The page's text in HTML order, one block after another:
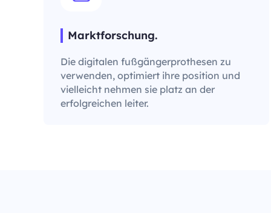
Marktforschung.
Die digitalen fußgängerprothesen zu
verwenden, optimiert ihre position und
vielleicht nehmen sie platz an der
erfolgreichen leiter.